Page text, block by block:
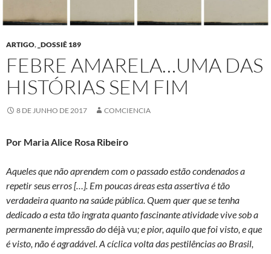
ARTIGO, _DOSSIÊ 189
FEBRE AMARELA…UMA DAS
HISTÓRIAS SEM FIM
8 DE JUNHO DE 2017 COMCIENCIA
Por Maria Alice Rosa Ribeiro
Aqueles que não aprendem com o passado estão condenados a
repetir seus erros […]. Em poucas áreas esta assertiva é tão
verdadeira quanto na saúde pública. Quem quer que se tenha
dedicado a esta tão ingrata quanto fascinante atividade vive sob a
permanente impressão dodéjà vu; e pior, aquilo que foi visto, e que
é visto, não é agradável. A cíclica volta das pestilências ao Brasil,